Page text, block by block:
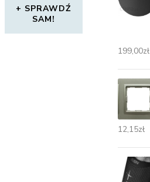
SPRAWDŹ
SAM!
199,00zł
12,15zł